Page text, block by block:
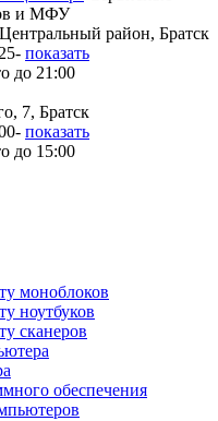
и МФУ
район, Братск
показать
до 21:00
7, Братск
показать
до 15:00
моноблоков
ноутбуков
сканеров
обеспечения